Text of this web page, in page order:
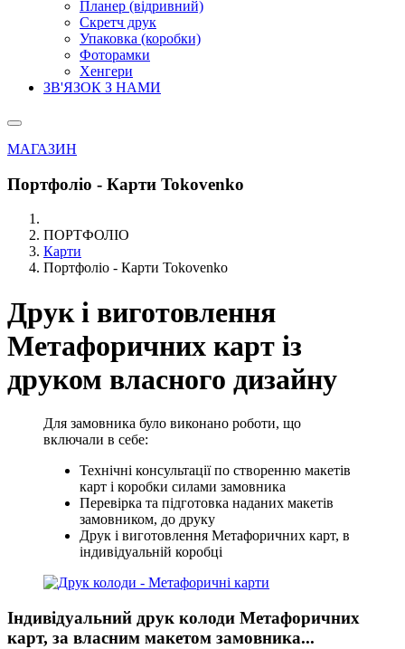
Планер (відривний)
Скретч друк
Упаковка (коробки)
Фоторамки
Хенгери
ЗВ'ЯЗОК З НАМИ
МАГАЗИН
Портфоліо - Карти Tokovenko
ПОРТФОЛІО
Карти
Портфоліо - Карти Tokovenko
Друк і виготовлення
Метафоричних карт із
друком власного дизайну
Для замовника було виконано роботи, що
включали в себе:
Технічні консультації по створенню макетів
карт і коробки силами замовника
Перевірка та підготовка наданих макетів
замовником, до друку
Друк і виготовлення Метафоричних карт, в
індивідуальній коробці
Індивідуальний друк колоди Метафоричних
карт, за власним макетом замовника...